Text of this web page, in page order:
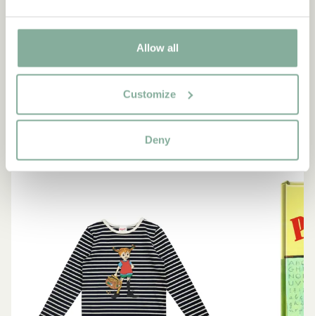
Allow all
Customize
Deny